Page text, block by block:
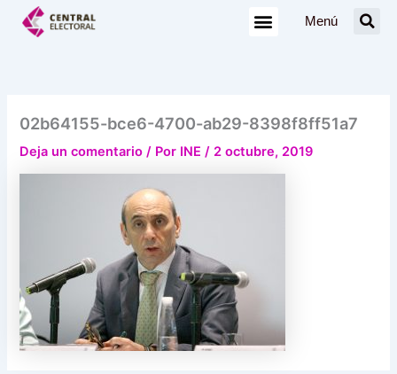
Menú
02b64155-bce6-4700-ab29-8398f8ff51a7
Deja un comentario / Por INE/ 2 octubre, 2019